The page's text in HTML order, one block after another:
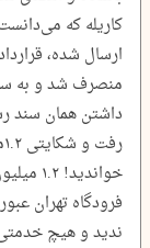
کاریله که
ارسال شده،
منصرف شد و به
داشتن همان سند
فرودگاه تهران